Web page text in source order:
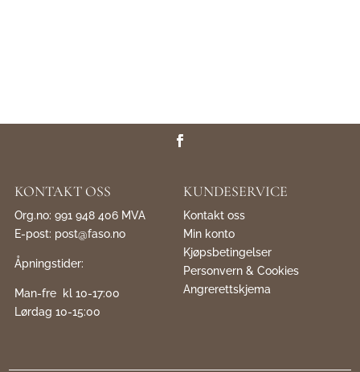
KONTAKT OSS
Org.no: 991 948 406 MVA
E-post: post@faso.no
Åpningstider:
Man-fre kl 10-17:00
Lørdag 10-15:00
KUNDESERVICE
Kontakt oss
Min konto
Kjøpsbetingelser
Personvern & Cookies
Angrerettskjema